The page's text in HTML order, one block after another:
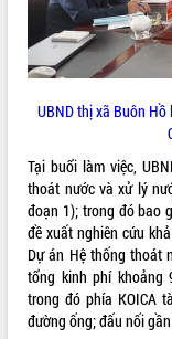
UBND thị xã Buôn
Tại buổi làm việc,
thoát nước và xử lý
đoạn 1); trong đó bao
đề xuất nghiên cứu
Dự án Hệ thống thoát
tổng kinh phí khoảng
trong đó phía KOICA
đường ống; đấu nối